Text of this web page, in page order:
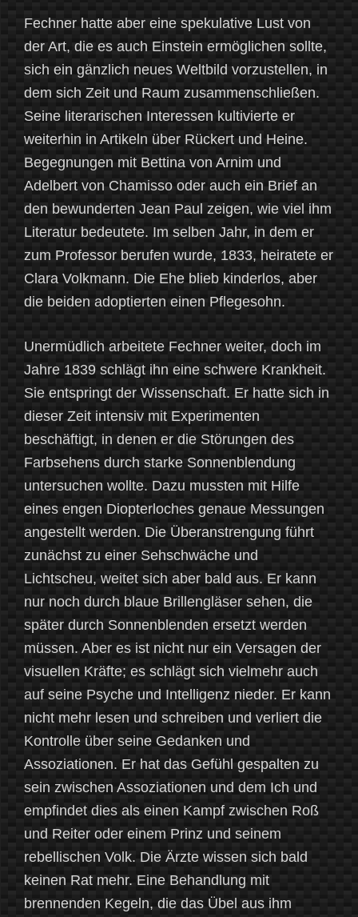
Fechner hatte aber eine spekulative Lust von
der Art, die es auch Einstein ermöglichen sollte,
sich ein gänzlich neues Weltbild vorzustellen, in
dem sich Zeit und Raum zusammenschließen.
Seine literarischen Interessen kultivierte er
weiterhin in Artikeln über Rückert und Heine.
Begegnungen mit Bettina von Arnim und
Adelbert von Chamisso oder auch ein Brief an
den bewunderten Jean Paul zeigen, wie viel ihm
Literatur bedeutete. Im selben Jahr, in dem er
zum Professor berufen wurde, 1833, heiratete er
Clara Volkmann. Die Ehe blieb kinderlos, aber
die beiden adoptierten einen Pflegesohn.
Unermüdlich arbeitete Fechner weiter, doch im
Jahre 1839 schlägt ihn eine schwere Krankheit.
Sie entspringt der Wissenschaft. Er hatte sich in
dieser Zeit intensiv mit Experimenten
beschäftigt, in denen er die Störungen des
Farbsehens durch starke Sonnenblendung
untersuchen wollte. Dazu mussten mit Hilfe
eines engen Diopterloches genaue Messungen
angestellt werden. Die Überanstrengung führt
zunächst zu einer Sehschwäche und
Lichtscheu, weitet sich aber bald aus. Er kann
nur noch durch blaue Brillengläser sehen, die
später durch Sonnenblenden ersetzt werden
müssen. Aber es ist nicht nur ein Versagen der
visuellen Kräfte; es schlägt sich vielmehr auch
auf seine Psyche und Intelligenz nieder. Er kann
nicht mehr lesen und schreiben und verliert die
Kontrolle über seine Gedanken und
Assoziationen. Er hat das Gefühl gespalten zu
sein zwischen Assoziationen und dem Ich und
empfindet dies als einen Kampf zwischen Roß
und Reiter oder einem Prinz und seinem
rebellischen Volk. Die Ärzte wissen sich bald
keinen Rat mehr. Eine Behandlung mit
brennenden Kegeln, die das Übel aus ihm